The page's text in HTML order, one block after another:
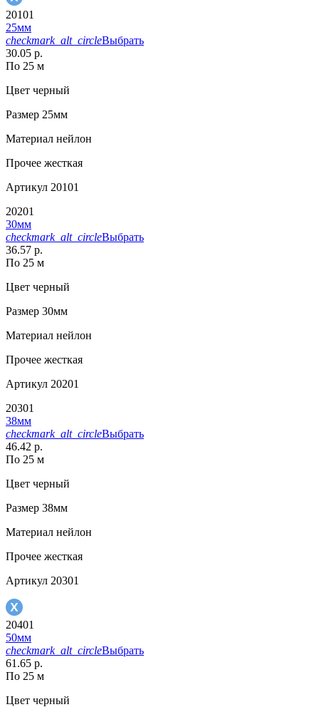
20101
25мм
checkmark_alt_circleВыбрать
30.05 р.
По 25 м
Цвет черный
Размер 25мм
Материал нейлон
Прочее жесткая
Артикул 20101
20201
30мм
checkmark_alt_circleВыбрать
36.57 р.
По 25 м
Цвет черный
Размер 30мм
Материал нейлон
Прочее жесткая
Артикул 20201
20301
38мм
checkmark_alt_circleВыбрать
46.42 р.
По 25 м
Цвет черный
Размер 38мм
Материал нейлон
Прочее жесткая
Артикул 20301
20401
50мм
checkmark_alt_circleВыбрать
61.65 р.
По 25 м
Цвет черный